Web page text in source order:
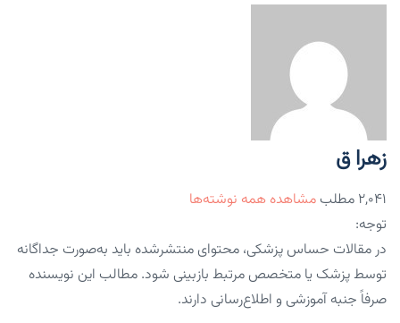
زهرا ق
۲,۰۴۱ مطلب
مشاهده همه نوشته‌ها
توجه:
در مقالات حساس پزشکی، محتوای منتشرشده باید به‌صورت جداگانه
توسط پزشک یا متخصص مرتبط بازبینی شود. مطالب این نویسنده
صرفاً جنبه آموزشی و اطلاع‌رسانی دارند.